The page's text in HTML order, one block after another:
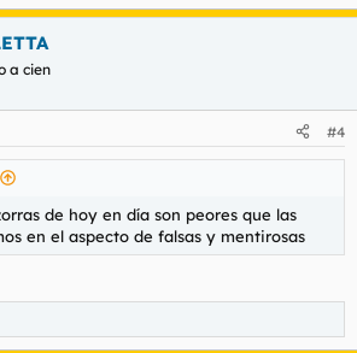
a cien
#4
de hoy en día son peores que las
en el aspecto de falsas y mentirosas